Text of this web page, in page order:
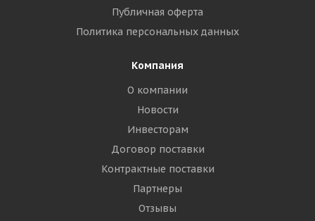
Публичная оферта
Политика персональных данных
Компания
О компании
Новости
Инвесторам
Договор поставки
Контрактные поставки
Партнеры
Отзывы